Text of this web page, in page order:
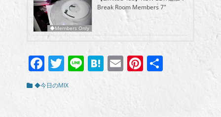
◆Members Only
Break Room Members 7″
Facebook
Twitter
LineHatena
EmailPinterest
カ ◆今日のMIX